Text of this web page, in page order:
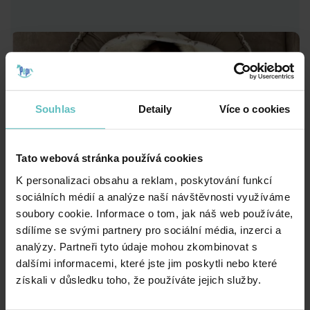
Souhlas Detaily Více o cookies
Tato webová stránka používá cookies
K personalizaci obsahu a reklam, poskytování funkcí
sociálních médií a analýze naší návštěvnosti využíváme
soubory cookie. Informace o tom, jak náš web používáte,
sdílíme se svými partnery pro sociální média, inzerci a
analýzy. Partneři tyto údaje mohou zkombinovat s
dalšími informacemi, které jste jim poskytli nebo které
získali v důsledku toho, že používáte jejich služby.